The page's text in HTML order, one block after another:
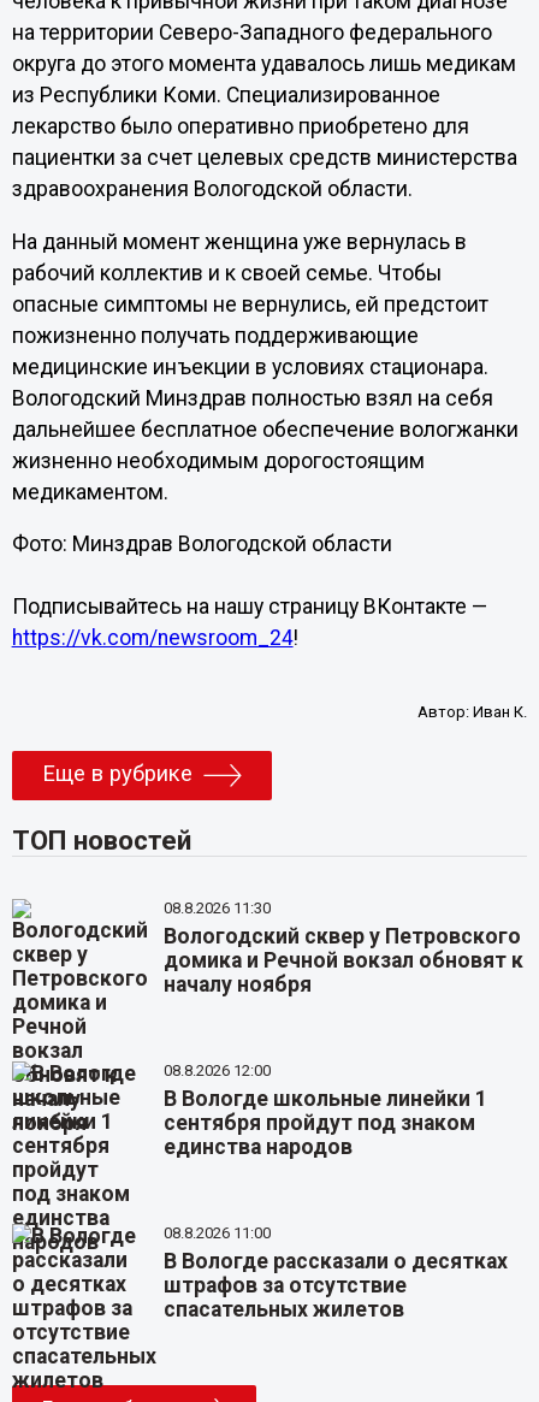
на территории Северо-Западного федерального
округа до этого момента удавалось лишь медикам
из Республики Коми. Специализированное
лекарство было оперативно приобретено для
пациентки за счет целевых средств министерства
здравоохранения Вологодской области.
На данный момент женщина уже вернулась в
рабочий коллектив и к своей семье. Чтобы
опасные симптомы не вернулись, ей предстоит
пожизненно получать поддерживающие
медицинские инъекции в условиях стационара.
Вологодский Минздрав полностью взял на себя
дальнейшее бесплатное обеспечение вологжанки
жизненно необходимым дорогостоящим
медикаментом.
Фото: Минздрав Вологодской области
Подписывайтесь на нашу страницу ВКонтакте —
https://vk.com/newsroom_24!
Автор:Иван К.
Еще в рубрике
ТОП новостей
08.8.2026 11:30
Вологодский сквер у Петровского
домика и Речной вокзал обновят к
началу ноября
08.8.2026 12:00
В Вологде школьные линейки 1
сентября пройдут под знаком
единства народов
08.8.2026 11:00
В Вологде рассказали о десятках
штрафов за отсутствие
спасательных жилетов